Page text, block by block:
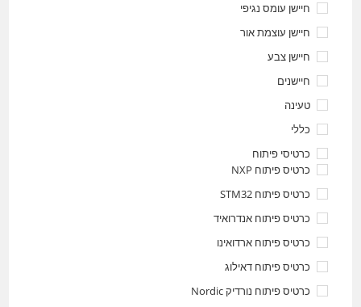
חיישן עומס נגיפי
חיישן עוצמת אור
חיישן צבע
חיישנים
טעינה
כללי
כרטיסי פיתוח
כרטיס פיתוח NXP
כרטיס פיתוח STM32
כרטיס פיתוח אנדרואיד
כרטיס פיתוח ארדואינו
כרטיס פיתוח דאילוג
כרטיס פיתוח נורדיק Nordic